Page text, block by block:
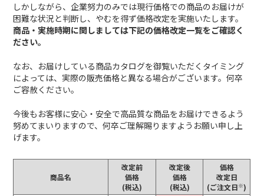
しかしながら、企業努力のみでは現行価格での商品のお届けが
困難な状況と判断し、やむを得ず価格改定を実施いたします。
商品・実施時期に関しましては下記の価格改定一覧をご確認く
ださい。
なお、お届けしている商品カタログを御覧いただくタイミング
によっては、実際の販売価格と異なる場合がございます。何卒
ご容赦ください。
今後もお客様に安心・安全で高品質な商品をお届けできるよう
努めてまいりますので、何卒ご理解賜りますようお願い申し上
げます。
商品名
改定前
価格
(税込)
改定後
価格
(税込)
価格
改定日
(ご注文日※)